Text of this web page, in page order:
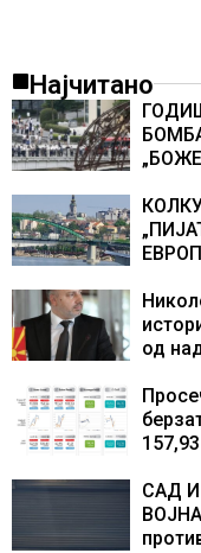
Најчитано
текот
од
САД